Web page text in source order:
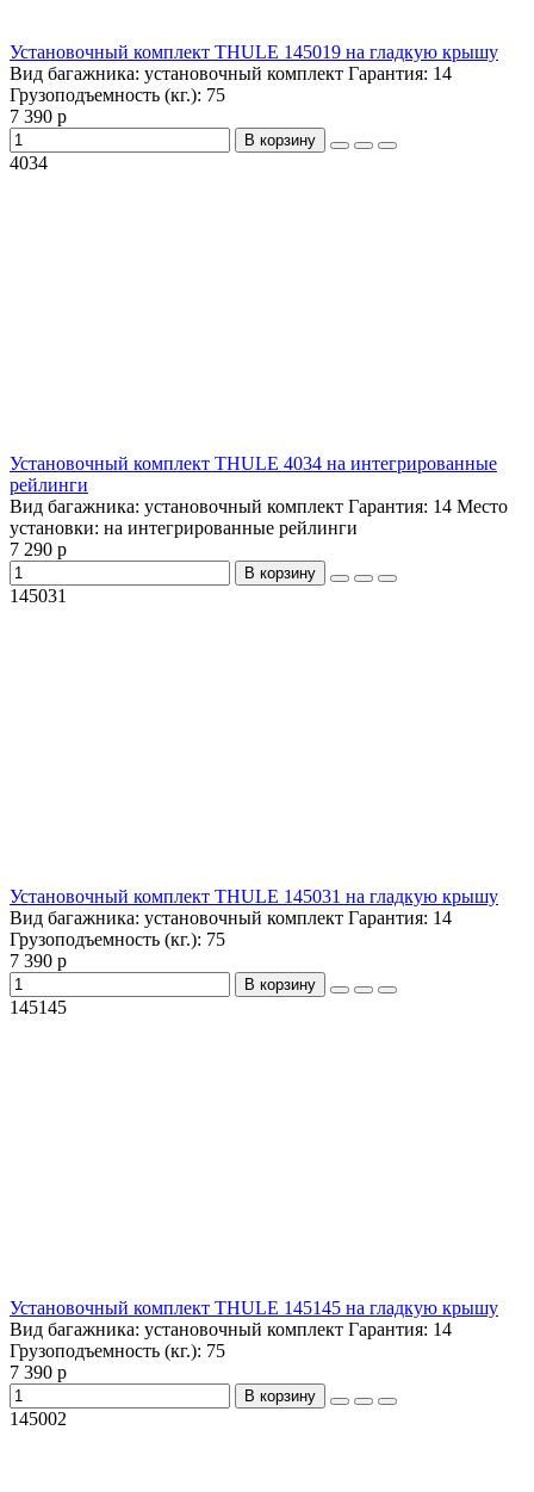
Установочный комплект THULE 145019 на гладкую крышу
Вид багажника: установочный комплект Гарантия: 14
Грузоподъемность (кг.): 75
7 390 р
В корзину
4034
Установочный комплект THULE 4034 на интегрированные
рейлинги
Вид багажника: установочный комплект Гарантия: 14 Место
установки: на интегрированные рейлинги
7 290 р
В корзину
145031
Установочный комплект THULE 145031 на гладкую крышу
Вид багажника: установочный комплект Гарантия: 14
Грузоподъемность (кг.): 75
7 390 р
В корзину
145145
Установочный комплект THULE 145145 на гладкую крышу
Вид багажника: установочный комплект Гарантия: 14
Грузоподъемность (кг.): 75
7 390 р
В корзину
145002